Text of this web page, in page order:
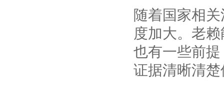
随着国家相
度加大。老
也有一些前
证据清晰清